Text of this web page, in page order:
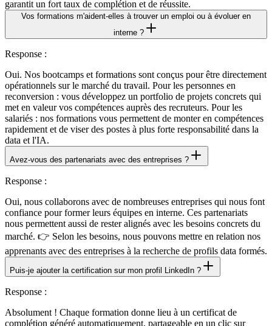
garantit un fort taux de complétion et de réussite.
Vos formations m'aident-elles à trouver un emploi ou à évoluer en
interne ?
Response :
Oui. Nos bootcamps et formations sont conçus pour être directement
opérationnels sur le marché du travail. Pour les personnes en
reconversion : vous développez un portfolio de projets concrets qui
met en valeur vos compétences auprès des recruteurs. Pour les
salariés : nos formations vous permettent de monter en compétences
rapidement et de viser des postes à plus forte responsabilité dans la
data et l'IA.
Avez-vous des partenariats avec des entreprises ?
Response :
Oui, nous collaborons avec de nombreuses entreprises qui nous font
confiance pour former leurs équipes en interne. Ces partenariats
nous permettent aussi de rester alignés avec les besoins concrets du
marché. 👉 Selon les besoins, nous pouvons mettre en relation nos
apprenants avec des entreprises à la recherche de profils data formés.
Puis-je ajouter la certification sur mon profil LinkedIn ?
Response :
Absolument ! Chaque formation donne lieu à un certificat de
complétion généré automatiquement, partageable en un clic sur